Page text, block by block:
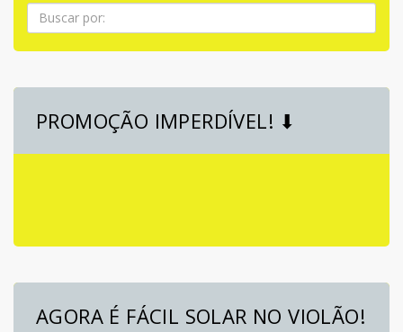
Pesquisa
PROMOÇÃO IMPERDÍVEL! ⬇
AGORA É FÁCIL SOLAR NO VIOLÃO!